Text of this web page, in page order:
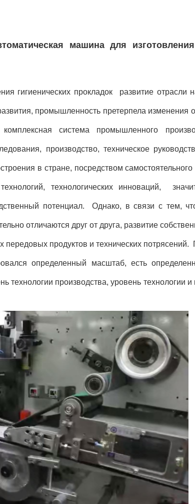
машина для изготовления
гигиенических прокладок развитие отрасли
промышленность претерпела изменения
система промышленного
производство, техническое
в стране, посредством
технологических инноваций,
потенциал. Однако, в связи с тем,
отличаются друг от друга, развитие
передовых продуктов и технических потрясений.
определенный масштаб, есть
производства, уровень технологии и